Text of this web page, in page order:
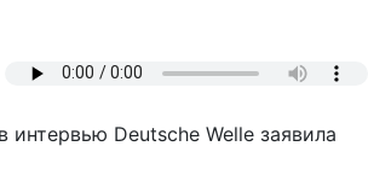
Deutsche Welle заявила